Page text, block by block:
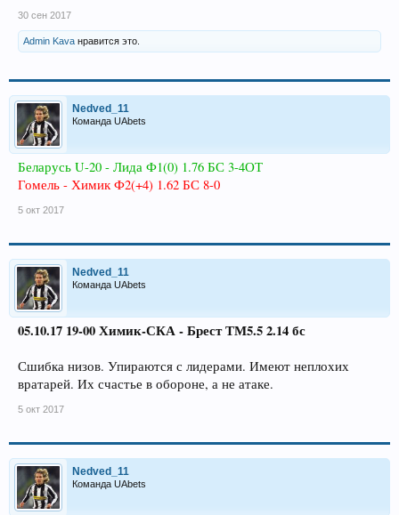
30 сен 2017
Admin Kava нравится это.
Nedved_11
Команда UAbets
Беларусь U-20 - Лида Ф1(0) 1.76 БС 3-4ОТ
Гомель - Химик Ф2(+4) 1.62 БС 8-0
5 окт 2017
Nedved_11
Команда UAbets
05.10.17 19-00 Химик-СКА - Брест ТМ5.5 2.14 бс
Сшибка низов. Упираются с лидерами. Имеют неплохих
вратарей. Их счастье в обороне, а не атаке.
5 окт 2017
Nedved_11
Команда UAbets